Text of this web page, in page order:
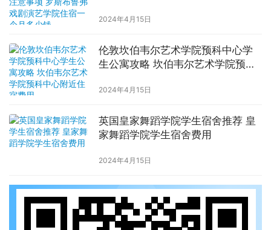
2024年4月15日
伦敦坎伯韦尔艺术学院预科中心学
生公寓攻略 坎伯韦尔艺术学院预科
2024年4月15日
英国皇家舞蹈学院学生宿舍推荐 皇
家舞蹈学院学生宿舍费用
2024年4月15日